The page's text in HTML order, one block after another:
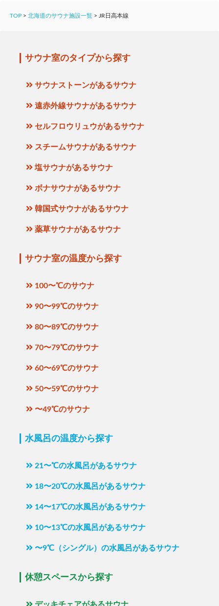
TOP > 北海道のサウナ施設一覧 > JR日高本線
サウナ室のタイプから探す
サウナストーンがあるサウナ
遠赤外線サウナがあるサウナ
セルフロウリュウがあるサウナ
スチームサウナがあるサウナ
塩サウナがあるサウナ
ボナサウナがあるサウナ
韓国式サウナがあるサウナ
薬草サウナがあるサウナ
サウナ室の温度から探す
100〜℃のサウナ
90〜99℃のサウナ
80〜89℃のサウナ
70〜79℃のサウナ
60〜69℃のサウナ
50〜59℃のサウナ
〜49℃のサウナ
水風呂の温度から探す
21〜℃の水風呂があるサウナ
18〜20℃の水風呂があるサウナ
14〜17℃の水風呂があるサウナ
10〜13℃の水風呂があるサウナ
〜9℃（シングル）の水風呂があるサウナ
休憩スペースから探す